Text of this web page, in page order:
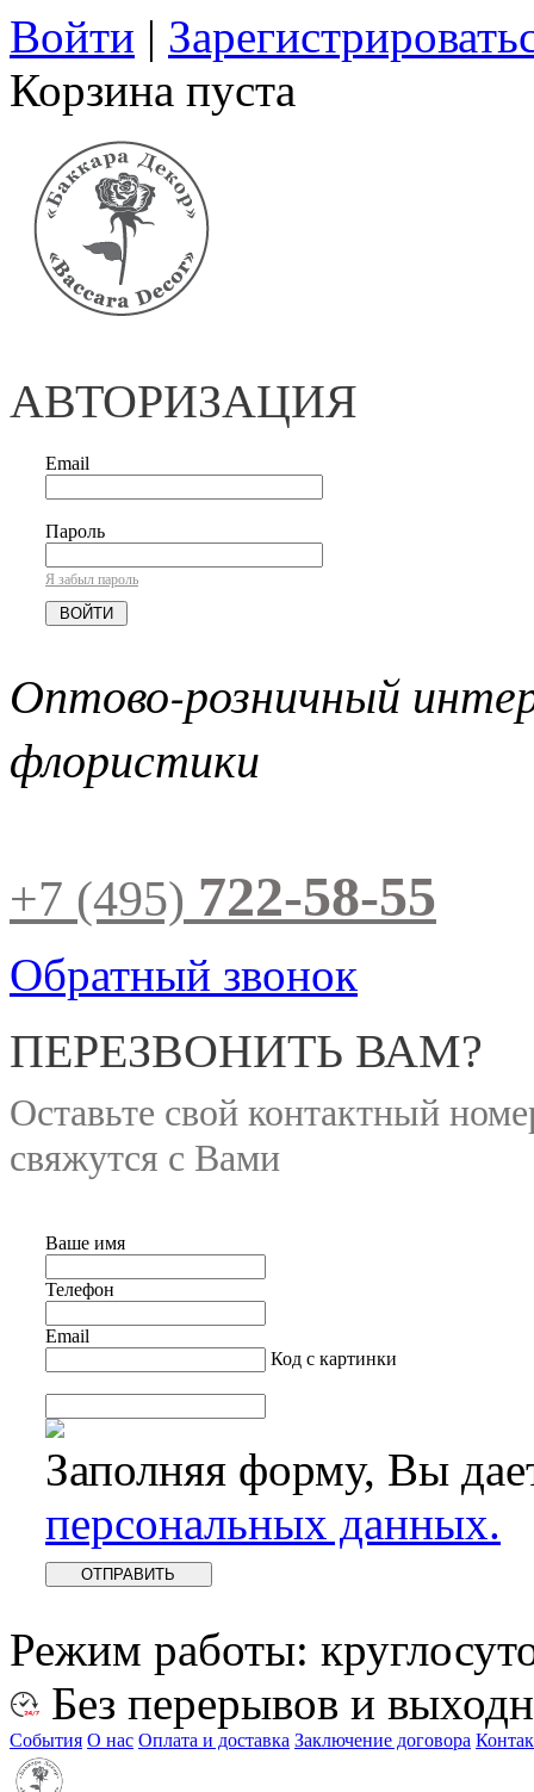
Войти |
Корзина пуста
АВТОРИЗАЦИЯ
Email
Пароль
Я забыл пароль
Оптово-розничный
флористики
+7 (495) 722-58-55
Обратный звонок
ПЕРЕЗВОНИТЬ ВАМ?
Оставьте свой контактный
свяжутся с Вами
Ваше имя
Телефон
Email
Код с картинки
Заполняя форму, Вы
персональных данных.
Режим работы:
Без перерывов и
События О нас Оплата и доставка Заключение договора